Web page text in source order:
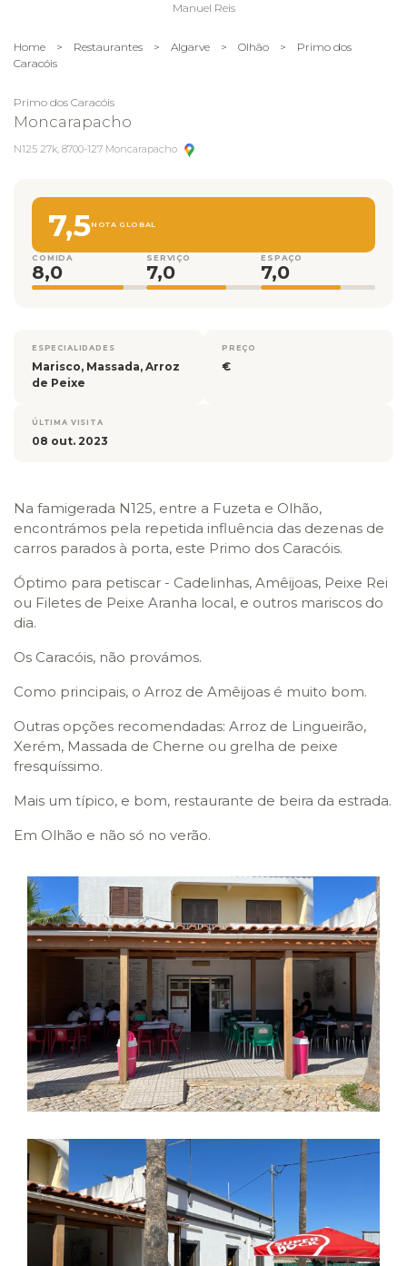
Manuel Reis
Home > Restaurantes > Algarve > Olhão > Primo dos
Caracóis
Primo dos Caracóis
Moncarapacho
N125 27k, 8700-127 Moncarapacho
7,5NOTA GLOBAL
COMIDA
8,0
SERVIÇO
7,0
ESPAÇO
7,0
ESPECIALIDADES
Marisco, Massada, Arroz
de Peixe
PREÇO
€
ÚLTIMA VISITA
08 out. 2023
Na famigerada N125, entre a Fuzeta e Olhão,
encontrámos pela repetida influência das dezenas de
carros parados à porta, este Primo dos Caracóis.
Óptimo para petiscar - Cadelinhas, Amêijoas, Peixe Rei
ou Filetes de Peixe Aranha local, e outros mariscos do
dia.
Os Caracóis, não provámos.
Como principais, o Arroz de Amêijoas é muito bom.
Outras opções recomendadas: Arroz de Lingueirão,
Xerém, Massada de Cherne ou grelha de peixe
fresquíssimo.
Mais um típico, e bom, restaurante de beira da estrada.
Em Olhão e não só no verão.